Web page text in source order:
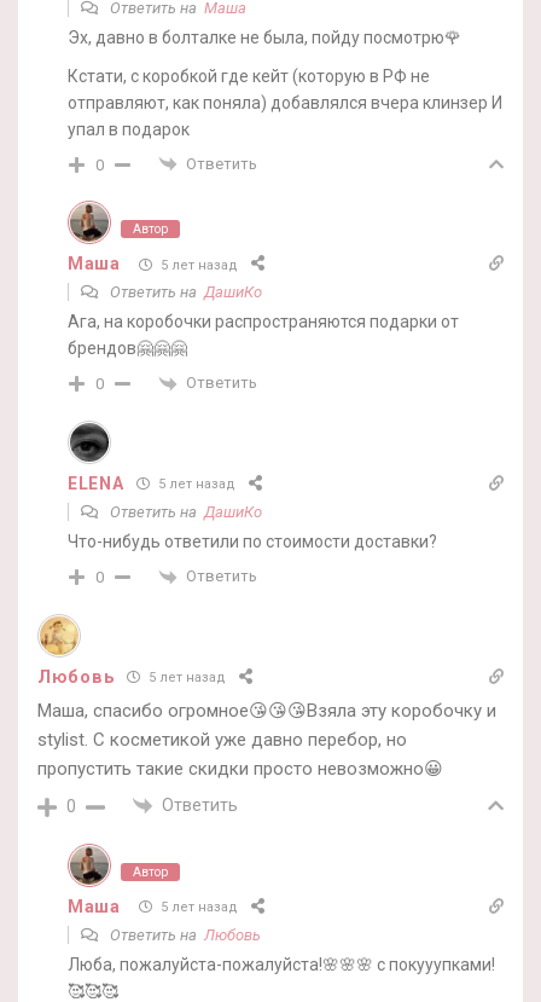
Ответить на Маша
Эх, давно в болталке не была, пойду посмотрю🌹
Кстати, с коробкой где кейт (которую в РФ не
отправляют, как поняла) добавлялся вчера клинзер И
упал в подарок
0 Ответить
Автор
Маша 5 лет назад
Ответить наДашиКо
Ага, на коробочки распространяются подарки от
брендов🤗🤗🤗
0 Ответить
ELENA 5 лет назад
Ответить на ДашиКо
Что-нибудь ответили по стоимости доставки?
0 Ответить
Любовь 5 лет назад
Маша, спасибо огромное😘😘😘Взяла эту коробочку и
stylist. С косметикой уже давно перебор, но
пропустить такие скидки просто невозможно😀
0 Ответить
Автор
Маша 5 лет назад
Ответить на Любовь
Люба, пожалуйста-пожалуйста!🌸🌸🌸 с покууупками!
🥰🥰🥰